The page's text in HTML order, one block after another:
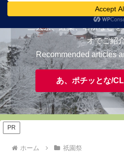
おすすめ/
三大祭、紅葉、名所など
オでご紹
Recommended articles
あ、ポチッとな/
PR
ホーム 祇園祭